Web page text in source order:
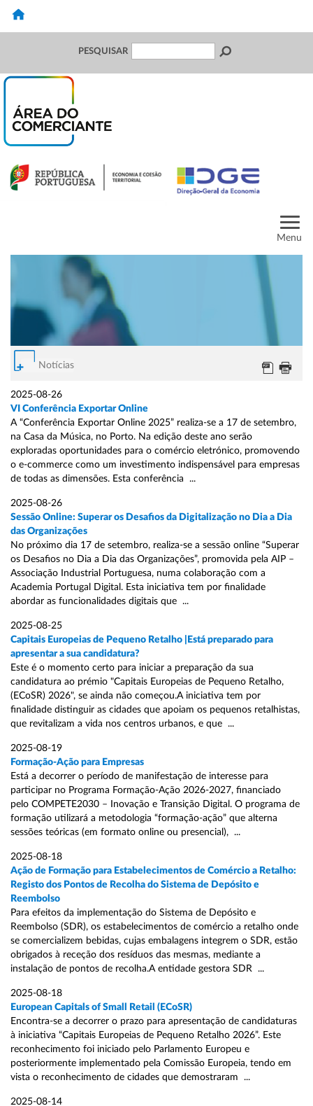
PESQUISAR
Menu
Notícias
2025-08-26
VI Conferência Exportar Online
A “Conferência Exportar Online 2025” realiza-se a 17 de setembro,
na Casa da Música, no Porto. Na edição deste ano serão
exploradas oportunidades para o comércio eletrónico, promovendo
o e-commerce como um investimento indispensável para empresas
de todas as dimensões. Esta conferência ...
2025-08-26
Sessão Online: Superar os Desafios da Digitalização no Dia a Dia
das Organizações
No próximo dia 17 de setembro, realiza-se a sessão online “Superar
os Desafios no Dia a Dia das Organizações”, promovida pela AIP –
Associação Industrial Portuguesa, numa colaboração com a
Academia Portugal Digital. Esta iniciativa tem por finalidade
abordar as funcionalidades digitais que ...
2025-08-25
Capitais Europeias de Pequeno Retalho |Está preparado para
apresentar a sua candidatura?
Este é o momento certo para iniciar a preparação da sua
candidatura ao prémio "Capitais Europeias de Pequeno Retalho,
(ECoSR) 2026", se ainda não começou.A iniciativa tem por
finalidade distinguir as cidades que apoiam os pequenos retalhistas,
que revitalizam a vida nos centros urbanos, e que ...
2025-08-19
Formação-Ação para Empresas
Está a decorrer o período de manifestação de interesse para
participar no Programa Formação-Ação 2026-2027, financiado
pelo COMPETE2030 – Inovação e Transição Digital. O programa de
formação utilizará a metodologia “formação-ação” que alterna
sessões teóricas (em formato online ou presencial), ...
2025-08-18
Ação de Formação para Estabelecimentos de Comércio a Retalho:
Registo dos Pontos de Recolha do Sistema de Depósito e
Reembolso
Para efeitos da implementação do Sistema de Depósito e
Reembolso (SDR), os estabelecimentos de comércio a retalho onde
se comercializem bebidas, cujas embalagens integrem o SDR, estão
obrigados à receção dos resíduos das mesmas, mediante a
instalação de pontos de recolha.A entidade gestora SDR ...
2025-08-18
European Capitals of Small Retail (ECoSR)
Encontra-se a decorrer o prazo para apresentação de candidaturas
à iniciativa “Capitais Europeias de Pequeno Retalho 2026”. Este
reconhecimento foi iniciado pelo Parlamento Europeu e
posteriormente implementado pela Comissão Europeia, tendo em
vista o reconhecimento de cidades que demostraram ...
2025-08-14